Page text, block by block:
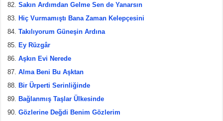
Sakın Ardımdan Gelme Sen de Yanarsın
Hiç Vurmamıştı Bana Zaman Kelepçesini
Takılıyorum Güneşin Ardına
Ey Rüzgâr
Aşkın Evi Nerede
Alma Beni Bu Aşktan
Bir Ürperti Serinliğinde
Bağlanmış Taşlar Ülkesinde
Gözlerine Değdi Benim Gözlerim